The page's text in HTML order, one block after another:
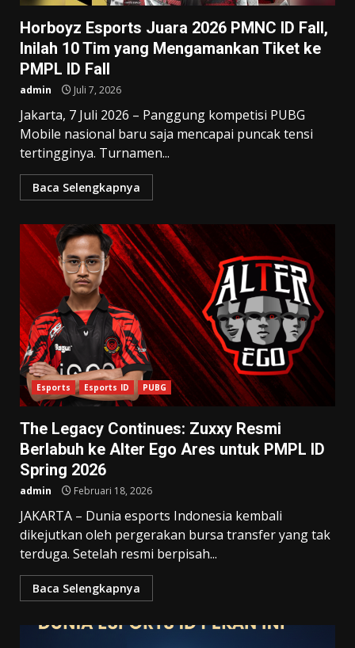
Horboyz Esports Juara 2026 PMNC ID Fall,
Inilah 10 Tim yang Mengamankan Tiket ke
PMPL ID Fall
admin Juli 7, 2026
Jakarta, 7 Juli 2026 – Panggung kompetisi PUBG
Mobile nasional baru saja mencapai puncak tensi
tertingginya. Turnamen...
Baca Selengkapnya
Esports Esports ID PUBG
The Legacy Continues: Zuxxy Resmi
Berlabuh ke Alter Ego Ares untuk PMPL ID
Spring 2026
admin Februari 18, 2026
JAKARTA – Dunia esports Indonesia kembali
dikejutkan oleh pergerakan bursa transfer yang tak
terduga. Setelah resmi berpisah...
Baca Selengkapnya